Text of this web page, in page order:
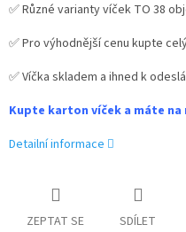
✅ Různé varianty víček TO 38
✅ Pro výhodnější cenu kupte
✅ Víčka skladem a ihned k
Kupte karton víček a máte na
Detailní informace
ZEPTAT SE SDÍLET